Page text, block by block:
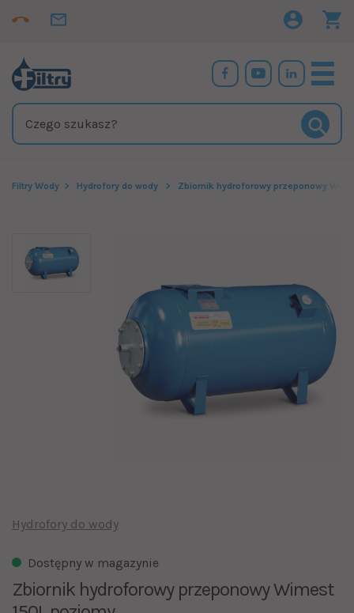
Filtry Wody Hydrofory do wody Zbiornik hydroforowy przeponowy
Hydrofory do wody
Dostępny w magazynie
Zbiornik hydroforowy przeponowy Wimest